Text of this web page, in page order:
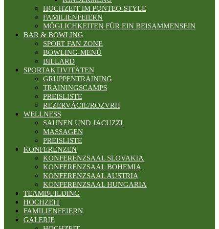
HOCHZEIT IM PONTEO-STYLE
FAMILIENFEIERN
MÖGLICHKEITEN FÜR EIN BEISAMMENSEIN
BAR & BOWLING
SPORT FAN ZONE
BOWLING-MENÜ
BILLARD
SPORTAKTIVITÄTEN
GRUPPENTRAINING
TRAININGSCAMPS
PREISLISTE
REZERVÁCIE/ROZVRH
WELLNESS
SAUNEN UND JACUZZI
MASSAGEN
PREISLISTE
KONFERENZEN
KONFERENZSAAL SLOVAKIA
KONFERENZSAAL BOHEMIA
KONFERENZSAAL AUSTRIA
KONFERENZSAAL HUNGARIA
TEAMBUILDING
HOCHZEIT
FAMILIENFEIERN
GALERIE